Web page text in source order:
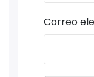
Correo